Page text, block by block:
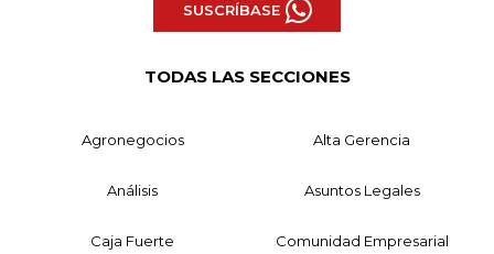
SUSCRÍBASE
TODAS LAS SECCIONES
Agronegocios Alta Gerencia
Análisis Asuntos Legales
Caja Fuerte Comunidad Empresarial